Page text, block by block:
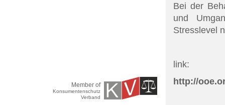
Member of
Konsumentenschutz
Verband
Bei der
und
Stresslevel
link:
http://